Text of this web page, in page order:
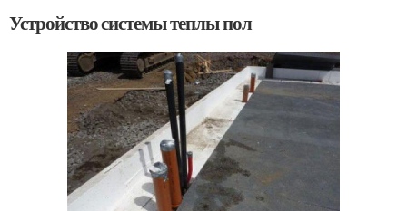
Устройство системы теплы пол